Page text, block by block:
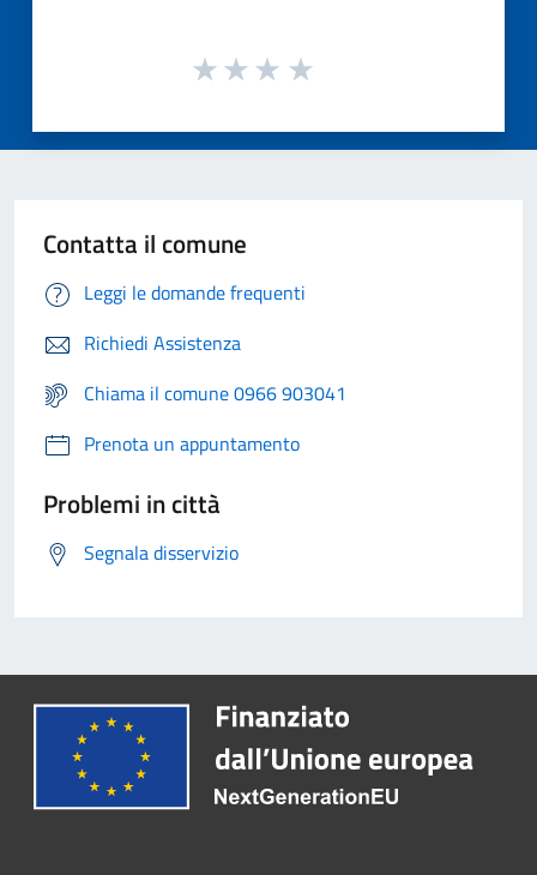
Contatta il comune
Leggi le domande frequenti
Richiedi Assistenza
Chiama il comune 0966 903041
Prenota un appuntamento
Problemi in città
Segnala disservizio